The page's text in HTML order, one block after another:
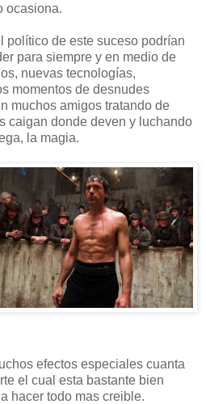
ocasiona.
político de este suceso podrían
para siempre y en medio de
nuevas tecnologías,
momentos de desnudes
muchos amigos tratando de
caigan donde deven y luchando
la magia.
efectos especiales cuanta
el cual esta bastante bien
hacer todo mas creible.